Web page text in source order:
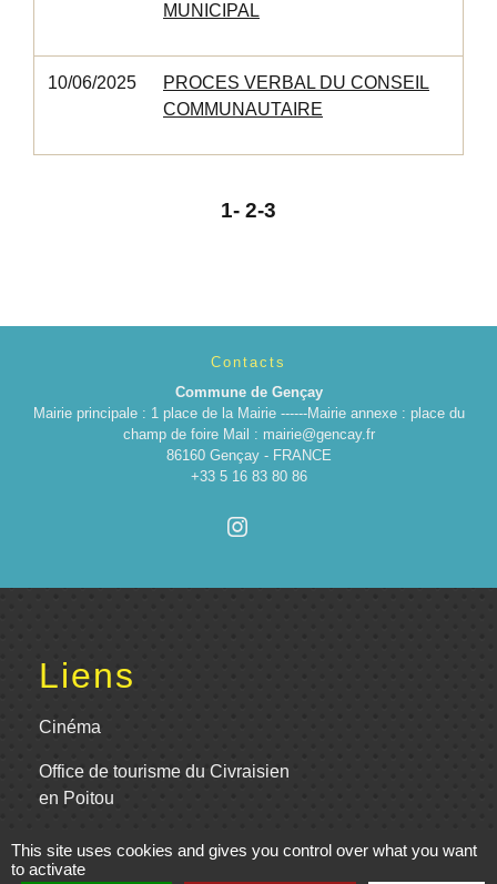
MUNICIPAL
10/06/2025
PROCES VERBAL DU CONSEIL
COMMUNAUTAIRE
1- 2-3
Contacts
Commune de Gençay
Mairie principale : 1 place de la Mairie ------Mairie annexe : place du
champ de foire Mail : mairie@gencay.fr
86160 Gençay - FRANCE
+33 5 16 83 80 86
Liens
Cinéma
Office de tourisme du Civraisien
en Poitou
Actualités communauté de
communes
This site uses cookies and gives you control over what you want
to activate